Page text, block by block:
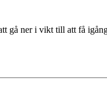
gå ner i vikt till att få